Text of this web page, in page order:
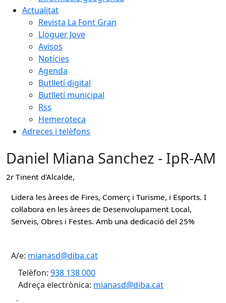
Actualitat
Revista La Font Gran
Lloguer Jove
Avisos
Notícies
Agenda
Butlletí digital
Butlletí municipal
Rss
Hemeroteca
Adreces i telèfons
Daniel Miana Sanchez - IpR-AM
2r Tinent d'Alcalde,
Lidera les àrees de Fires, Comerç i Turisme, i Esports. I
col·labora en les àrees de Desenvolupament Local,
Serveis, Obres i Festes. Amb una dedicació del 25%
A/e: mianasd@diba.cat
Telèfon: 938 138 000
Adreça electrònica: mianasd@diba.cat